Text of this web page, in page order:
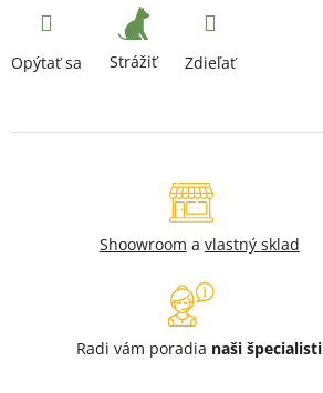
Opýtať sa Strážiť Zdieľať
Shoowroom a vlastný sklad
Radi vám poradia naši špecialisti